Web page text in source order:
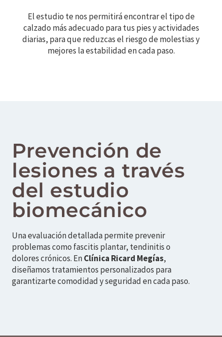
El estudio te nos permitirá encontrar el tipo de
calzado más adecuado para tus pies y actividades
diarias, para que reduzcas el riesgo de molestias y
mejores la estabilidad en cada paso.
Prevención de
lesiones a través
del estudio
biomecánico
Una evaluación detallada permite prevenir
problemas como fascitis plantar, tendinitis o
dolores crónicos. EnClínica Ricard Megías,
diseñamos tratamientos personalizados para
garantizarte comodidad y seguridad en cada paso.